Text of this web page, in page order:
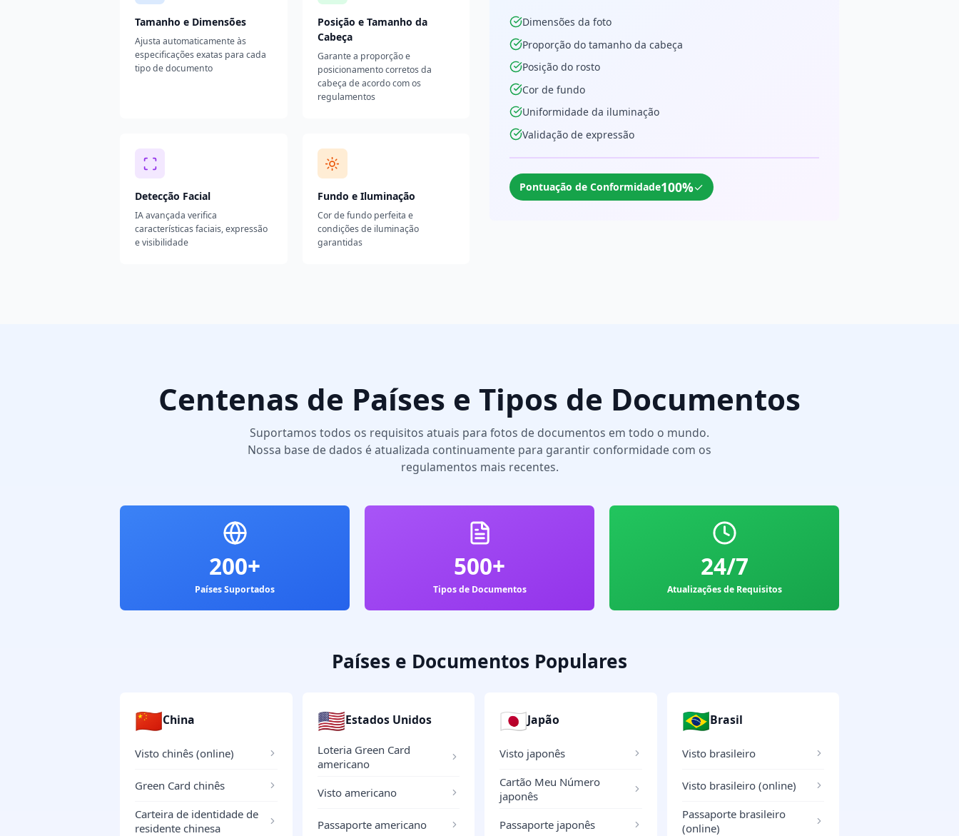
Tamanho e Dimensões
Ajusta automaticamente às
especificações exatas para cada
tipo de documento
Posição e Tamanho da
Cabeça
Garante a proporção e
posicionamento corretos da
cabeça de acordo com os
regulamentos
Detecção Facial
IA avançada verifica
características faciais, expressão
e visibilidade
Fundo e Iluminação
Cor de fundo perfeita e
condições de iluminação
garantidas
Dimensões da foto
Proporção do tamanho da cabeça
Posição do rosto
Cor de fundo
Uniformidade da iluminação
Validação de expressão
Pontuação de Conformidade100%✓
Centenas de Países e Tipos de Documentos
Suportamos todos os requisitos atuais para fotos de documentos em todo o mundo.
Nossa base de dados é atualizada continuamente para garantir conformidade com os
regulamentos mais recentes.
200+
Países Suportados
500+
Tipos de Documentos
24/7
Atualizações de Requisitos
Países e Documentos Populares
🇨🇳China
Visto chinês (online)
Green Card chinês
Carteira de identidade de
residente chinesa
🇺🇸Estados Unidos
Loteria Green Card
americano
Visto americano
Passaporte americano
🇯🇵Japão
Visto japonês
Cartão Meu Número
japonês
Passaporte japonês
🇧🇷Brasil
Visto brasileiro
Visto brasileiro (online)
Passaporte brasileiro
(online)